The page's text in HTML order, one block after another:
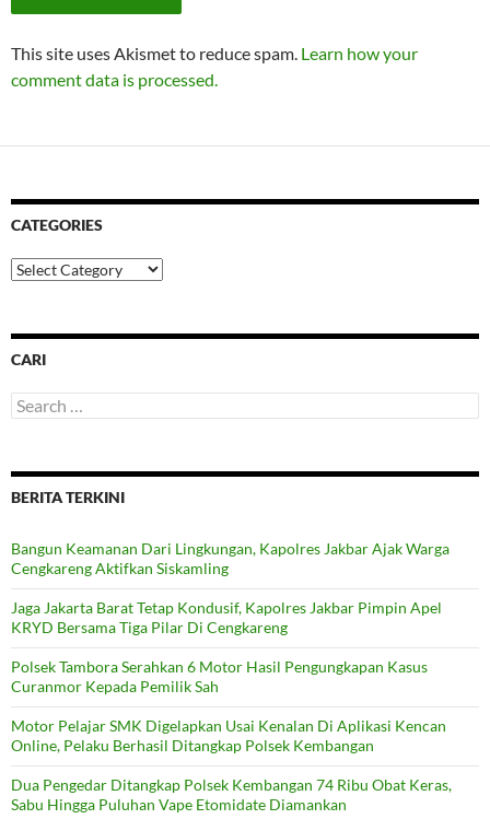
This site uses Akismet to reduce spam. Learn how your
comment data is processed.
CATEGORIES
Categories
CARI
Search
for:
BERITA TERKINI
Bangun Keamanan Dari Lingkungan, Kapolres Jakbar Ajak Warga
Cengkareng Aktifkan Siskamling
Jaga Jakarta Barat Tetap Kondusif, Kapolres Jakbar Pimpin Apel
KRYD Bersama Tiga Pilar Di Cengkareng
Polsek Tambora Serahkan 6 Motor Hasil Pengungkapan Kasus
Curanmor Kepada Pemilik Sah
Motor Pelajar SMK Digelapkan Usai Kenalan Di Aplikasi Kencan
Online, Pelaku Berhasil Ditangkap Polsek Kembangan
Dua Pengedar Ditangkap Polsek Kembangan 74 Ribu Obat Keras,
Sabu Hingga Puluhan Vape Etomidate Diamankan